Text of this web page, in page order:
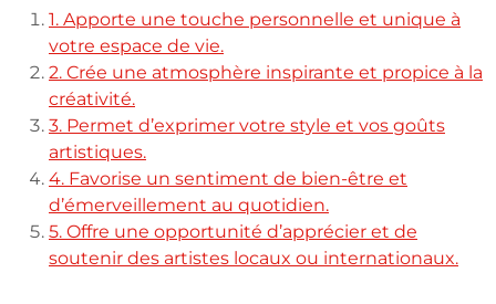
1. Apporte une touche personnelle et unique à
votre espace de vie.
2. Crée une atmosphère inspirante et propice à la
créativité.
3. Permet d’exprimer votre style et vos goûts
artistiques.
4. Favorise un sentiment de bien-être et
d’émerveillement au quotidien.
5. Offre une opportunité d’apprécier et de
soutenir des artistes locaux ou internationaux.